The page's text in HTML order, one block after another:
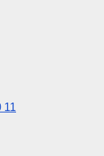
11